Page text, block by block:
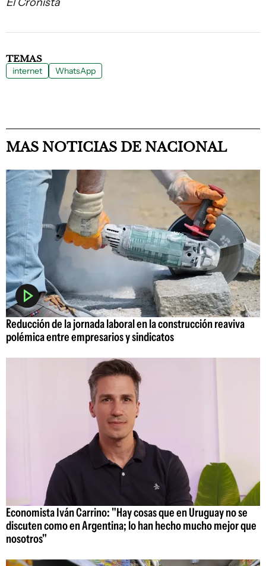
TEMAS
internet WhatsApp
MAS NOTICIAS DE NACIONAL
Reducción de la jornada laboral en la construcción reaviva
polémica entre empresarios y sindicatos
Economista Iván Carrino: "Hay cosas que en Uruguay no se
discuten como en Argentina; lo han hecho mucho mejor que
nosotros"